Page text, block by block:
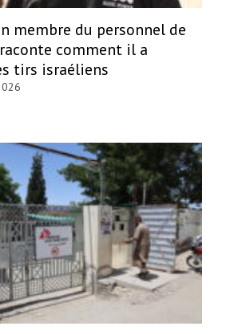
membre du personnel de
raconte comment il a
tirs israéliens